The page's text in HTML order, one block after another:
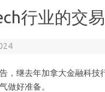
行业的交
，继去年加拿大金融科
做好准备。